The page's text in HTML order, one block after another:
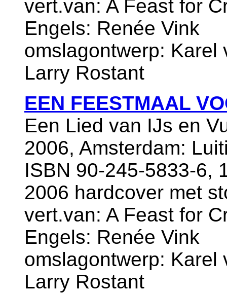
vert.van: A Feast for
Engels: Renée Vink
omslagontwerp: Karel
Larry Rostant
EEN FEESTMAAL
Een Lied van IJs en
2006, Amsterdam:
ISBN 90-245-5833-6,
2006 hardcover met
vert.van: A Feast for
Engels: Renée Vink
omslagontwerp: Karel
Larry Rostant